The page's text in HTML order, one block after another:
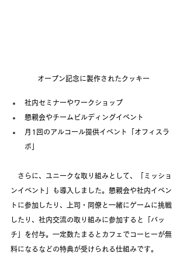
オープン記念に製作されたクッキー
社内セミナーやワークショップ
懇親会やチームビルディングイベント
月1回のアルコール提供イベント「オフィスラ
ボ」
さらに、ユニークな取り組みとして、「 ミッショ
ンイベント 」も導入しました。懇親会や社内イベン
トに参加したり、上司・同僚と一緒にゲームに挑戦
したり、社内交流の取り組みに参加すると「バッ
チ」を付与。一定数たまるとカフェでコーヒーが無
料になるなどの特典が受けられる仕組みです。